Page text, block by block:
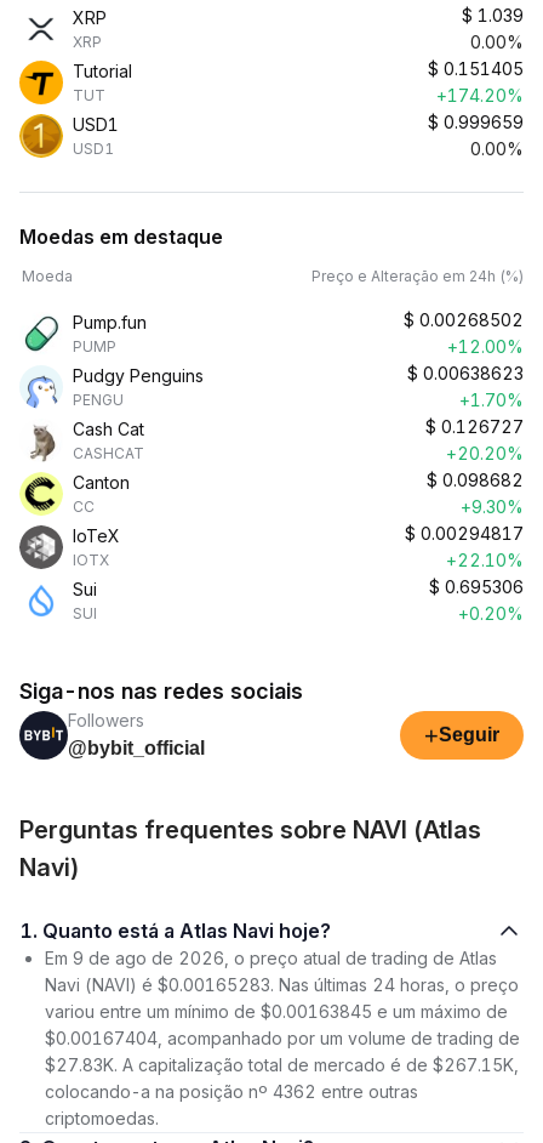
XRP
XRP
$ 1.039
0.00%
Tutorial
TUT
$ 0.151405
+174.20%
USD1
USD1
$ 0.999659
0.00%
Moedas em destaque
Moeda Preço e Alteração em 24h (%)
Pump.fun
PUMP
$ 0.00268502
+12.00%
Pudgy Penguins
PENGU
$ 0.00638623
+1.70%
Cash Cat
CASHCAT
$ 0.126727
+20.20%
Canton
CC
$ 0.098682
+9.30%
IoTeX
IOTX
$ 0.00294817
+22.10%
Sui
SUI
$ 0.695306
+0.20%
Siga-nos nas redes sociais
Followers
@bybit_official
+Seguir
Perguntas frequentes sobre NAVI (Atlas
Navi)
1. Quanto está a Atlas Navi hoje?
Em 9 de ago de 2026, o preço atual de trading de Atlas
Navi (NAVI) é $0.00165283. Nas últimas 24 horas, o preço
variou entre um mínimo de $0.00163845 e um máximo de
$0.00167404, acompanhado por um volume de trading de
$27.83K. A capitalização total de mercado é de $267.15K,
colocando-a na posição nº 4362 entre outras
criptomoedas.